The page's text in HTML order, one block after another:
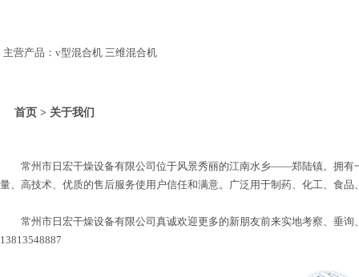
主营产品：v型混合机 三维混合机
首页 > 关于我们
常州市日宏干燥设备有限公司位于风景秀丽的江南水乡——郑陆镇。拥有
量、高技术、优质的售后服务使用户信任和满意。广泛用于制药、化工、食
常州市日宏干燥设备有限公司真诚欢迎更多的新朋友前来实地考察、垂询
13813548887